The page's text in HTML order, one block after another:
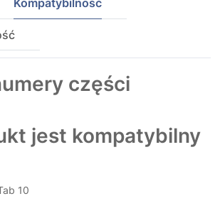
Kompatybilność
części
jest kompatybilny
10